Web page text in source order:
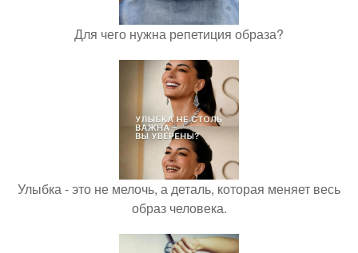
Для чего нужна репетиция образа?
Улыбка - это не мелочь, а деталь, которая меняет весь
образ человека.